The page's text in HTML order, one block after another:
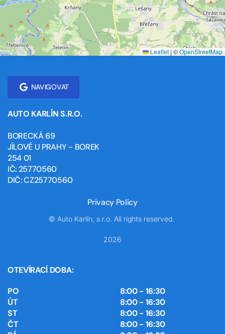
Leaflet | ©OpenStreetMap
NAVIGOVAT
AUTO KARLÍN S.R.O.
BORECKÁ 69
JÍLOVÉ U PRAHY - BOREK
254 01
IČ: 25770560
DIČ: CZ25770560
Privacy Policy
© Auto Karlín, s.r.o. All rights reserved.
2026
OTEVÍRACÍ DOBA:
PO
ÚT
ST
ČT
8:00 - 16:30
8:00 - 16:30
8:00 - 16:30
8:00 - 16:30